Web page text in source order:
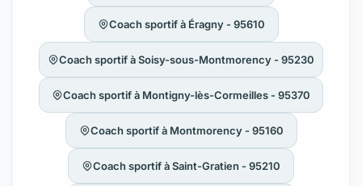
Coach sportif à Éragny - 95610
Coach sportif à Soisy-sous-Montmorency - 95230
Coach sportif à Montigny-lès-Cormeilles - 95370
Coach sportif à Montmorency - 95160
Coach sportif à Saint-Gratien - 95210